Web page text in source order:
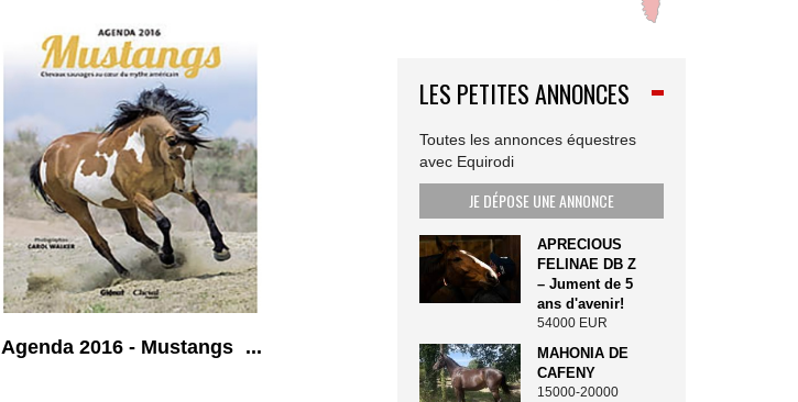
Agenda 2016 - Mustangs ...
LES PETITES ANNONCES
Toutes les annonces équestres
avec Equirodi
JE DÉPOSE UNE ANNONCE
APRECIOUS
FELINAE DB Z
– Jument de 5
ans d'avenir!
54000 EUR
MAHONIA DE
CAFENY
15000-20000